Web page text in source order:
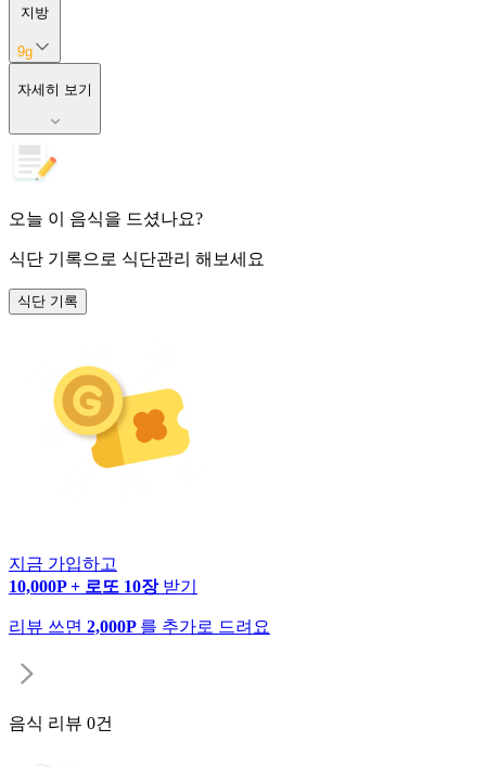
지방
9g
자세히 보기
오늘 이 음식을 드셨나요?
식단 기록으로 식단관리 해보세요
식단 기록
지금 가입하고
10,000P + 로또 10장 받기
리뷰 쓰면 2,000P 를 추가로 드려요
음식 리뷰 0건